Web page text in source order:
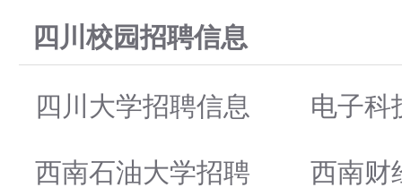
四川校园招聘信息
四川大学招聘信息 电子科
西南石油大学招聘 西南财